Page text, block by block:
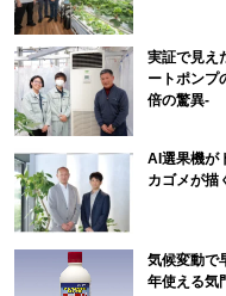
実証で見え
ートポンプ
倍の驚異-
AI選果機が
カゴメが描
気候変動で
年使える気